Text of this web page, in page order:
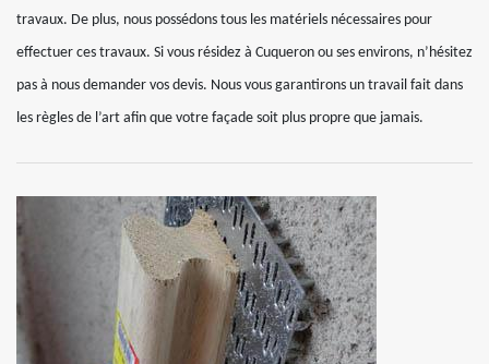
travaux. De plus, nous possédons tous les matériels nécessaires pour
effectuer ces travaux. Si vous résidez à Cuqueron ou ses environs, n’hésitez
pas à nous demander vos devis. Nous vous garantirons un travail fait dans
les règles de l’art afin que votre façade soit plus propre que jamais.